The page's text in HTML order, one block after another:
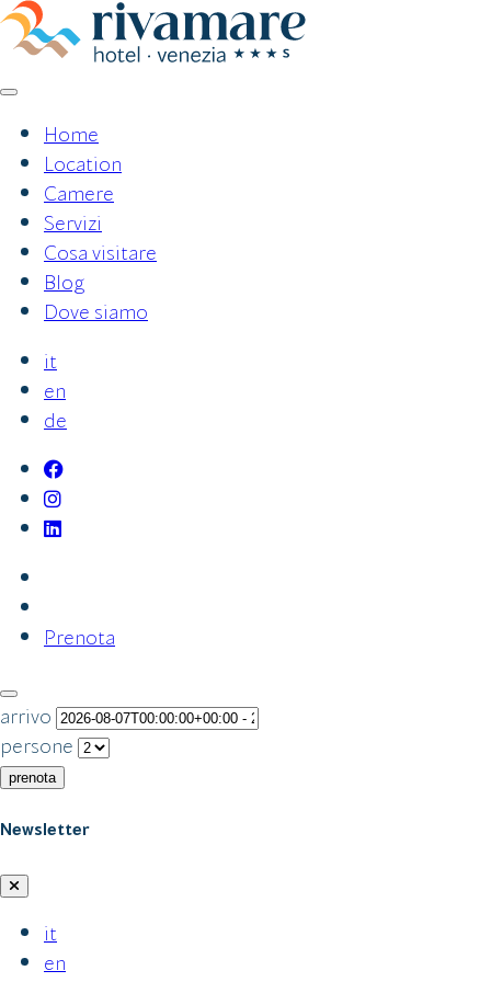
Vai
al
Home
Location
Camere
Servizi
Cosa visitare
Blog
Dove siamo
it
en
de
Prenota
arrivo
persone
prenota
Newsletter
it
en